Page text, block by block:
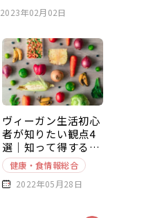
2023年02月02日
ヴィーガン生活初心
者が知りたい観点4
選｜知って得する豆
知識～基本編～
健康・食情報総合
2022年05月28日